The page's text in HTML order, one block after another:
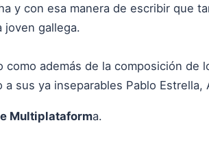
y con esa manera de escribir que
joven gallega.
además de la composición de
sus ya inseparables Pablo Estrella,
Multiplataforma.